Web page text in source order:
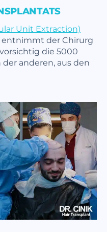
Unit Extraction)
entnimmt der Chirurg
die 5000
anderen, aus den